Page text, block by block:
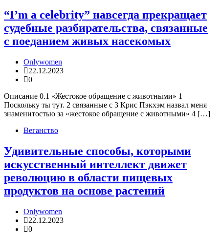
“I’m a celebrity” навсегда прекращает
судебные разбирательства, связанные
с поеданием живых насекомых
Onlywomen
22.12.2023
0
Описание 0.1 «Жестокое обращение с животными» 1
Поскольку ты тут. 2 связанные с 3 Крис Пэкхэм назвал меня
знаменитостью за «жестокое обращение с животными» 4 […]
Веганство
Удивительные способы, которыми
искусственный интеллект движет
революцию в области пищевых
продуктов на основе растений
Onlywomen
22.12.2023
0